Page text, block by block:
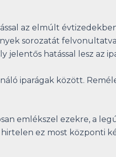
az elmúlt
sorozatát
jelentős hatással lesz az
iparágak között.
emlékszel ezekre, a
ez most központi